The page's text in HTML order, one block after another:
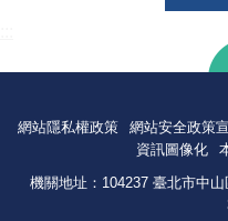
網站隱私權政策 網站安全政策
資訊圖像化
機關地址：104237 臺北市中